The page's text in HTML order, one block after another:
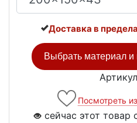
Доставка в
Выбрать материал и
Посмотреть
сейчас этот товар